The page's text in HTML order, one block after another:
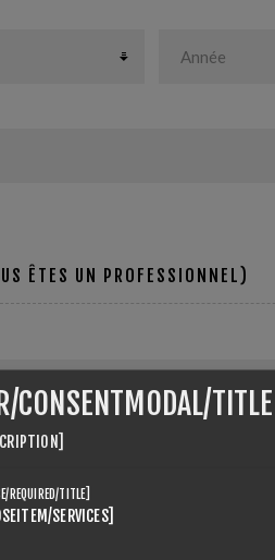
ÊTES UN PROFESSIONNEL)
(e.g. GB 111 111 11)
CONSENTMODAL/
REQUIRED/TITLE]
SERVICES]